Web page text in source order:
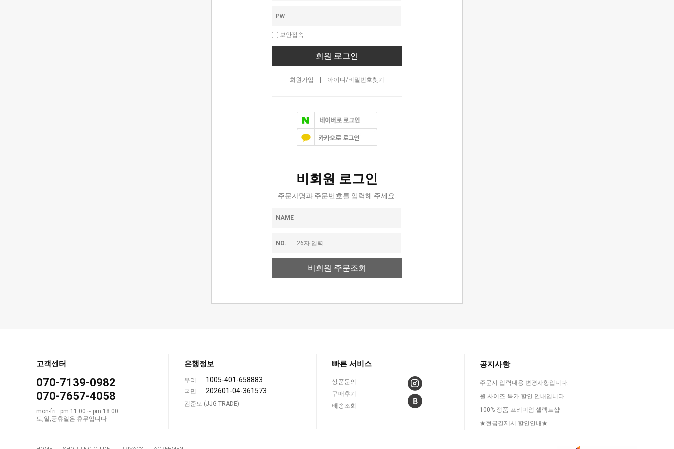
PW
회원 로그인
보안접속
회원가입 아이디/비밀번호찾기
비회원 로그인
주문자명과 주문번호를 입력해 주세요.
NAME
NO.
비회원 주문조회
고객센터
070-7139-0982
070-7657-4058
mon-fri : pm 11:00 ~ pm 18:00
토,일,공휴일은 휴무입니다
은행정보
우리 1005-401-658883
국민 202601-04-361573
김준모 (JJG TRADE)
빠른 서비스
상품문의
구매후기
배송조회
공지사항
주문시 입력내용 변경사항입니다.
원 사이즈 특가 할인 안내입니다.
100% 정품 프리미엄 셀렉트샵
★현금결제시 할인안내★